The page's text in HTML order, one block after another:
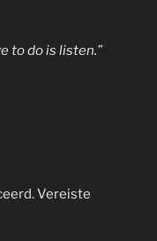
to do is listen.”
Vereiste